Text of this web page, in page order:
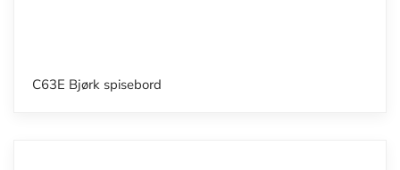
C63E Bjørk spisebord